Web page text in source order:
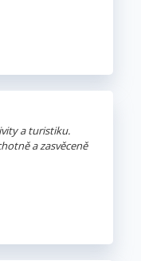
a turistiku.
a zasvěceně